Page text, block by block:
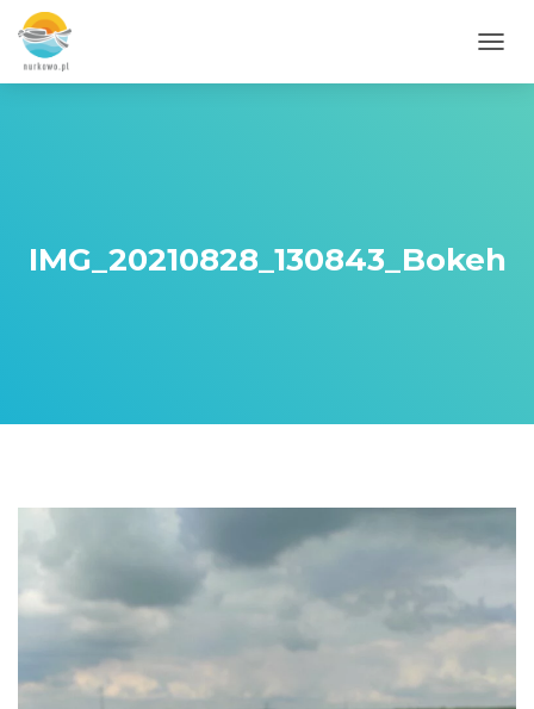
IMG_20210828_130843_Bokeh